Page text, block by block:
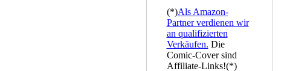
(*)Als Amazon-
Partner verdienen wir
an qualifizierten
Verkäufen. Die
Comic-Cover sind
Affiliate-Links!(*)